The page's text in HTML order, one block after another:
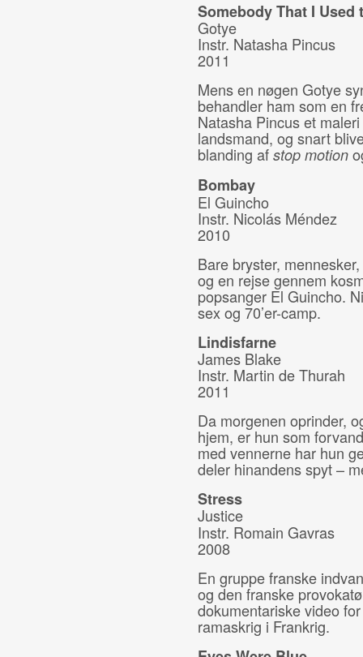
Somebody That I Used
Gotye
Instr. Natasha Pincus
2011
Mens en nøgen Gotye
behandler ham som en
Natasha Pincus et
landsmand, og snart
blanding afstop motion
Bombay
El Guincho
Instr. Nicolás Méndez
2010
Bare bryster,
og en rejse gennem
popsanger El Guincho.
sex og 70’er-camp.
Lindisfarne
James Blake
Instr. Martin de Thurah
2011
Da morgenen oprinder,
hjem, er hun som
med vennerne har hun
deler hinandens spyt –
Stress
Justice
Instr. Romain Gavras
2008
En gruppe franske
og den franske
dokumentariske video
ramaskrig i Frankrig.